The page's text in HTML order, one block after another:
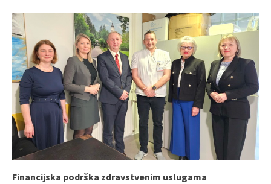
Financijska podrška zdravstvenim uslugama